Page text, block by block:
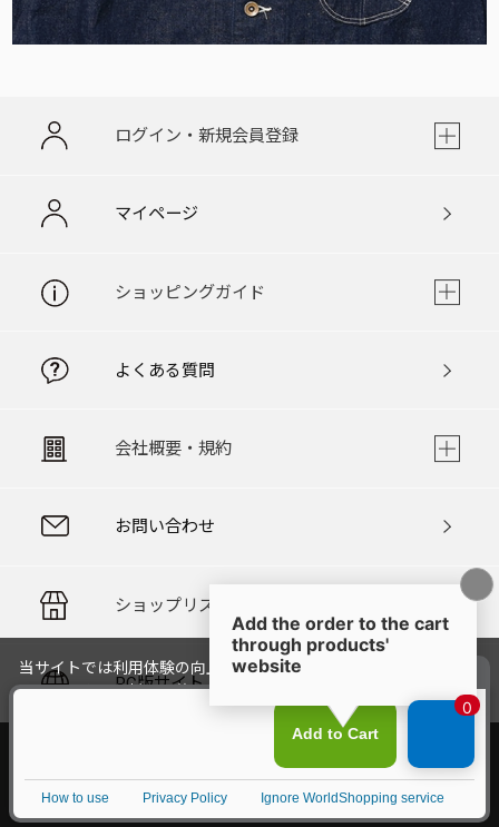
ログイン・新規会員登録
マイページ
ショッピングガイド
よくある質問
会社概要・規約
お問い合わせ
ショップリスト
PC版サイト
Copyright © LOFTMAN COMPANY. All rights reserved.
当サイトでは利用体験の向上およびコンテンツの最適な提供、ト
ラフィックの分析を目的としてCookieを使用しています。
サイトの閲覧を継続された場合、Cookieの利用に同意したことも
をご確認ください。
承諾する